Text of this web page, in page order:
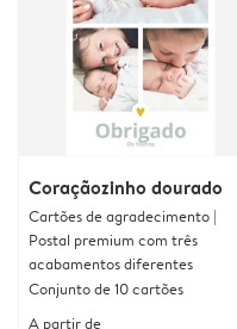
Coraçãozinho dourado
Cartões de agradecimento |
Postal premium com três
acabamentos diferentes
Conjunto de 10 cartões
A partir de